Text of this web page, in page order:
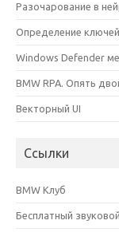
Разочарование в
Определение
Windows Defender
BMW RPA. Опять
Векторный UI
Ссылки
BMW Клуб
Бесплатный